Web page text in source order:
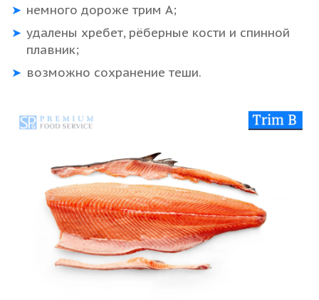
немного дороже трим А;
удалены хребет, рёберные кости и спинной
плавник;
возможно сохранение теши.